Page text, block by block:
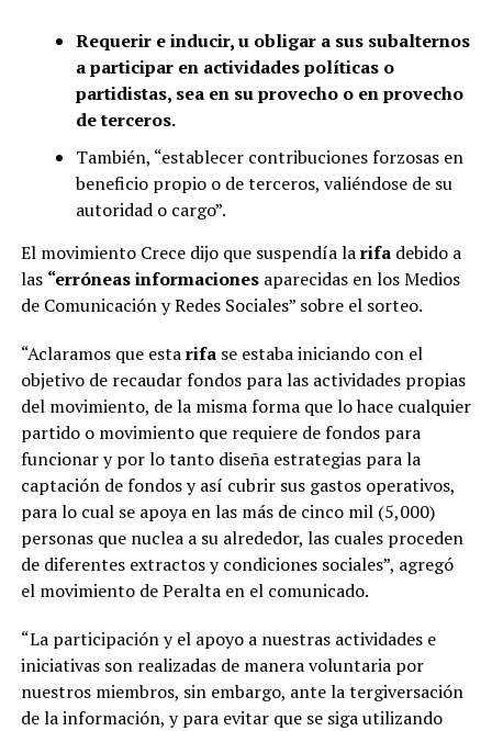
Requerir e inducir, u obligar a sus subalternos
a participar en actividades políticas o
partidistas, sea en su provecho o en provecho
de terceros.
También, “establecer contribuciones forzosas en
beneficio propio o de terceros, valiéndose de su
autoridad o cargo”.
El movimiento Crece dijo que suspendía larifadebido a
las “erróneas informacionesaparecidas en los Medios
de Comunicación y Redes Sociales” sobre el sorteo.
“Aclaramos que estarifase estaba iniciando con el
objetivo de recaudar fondos para las actividades propias
del movimiento, de la misma forma que lo hace cualquier
partido o movimiento que requiere de fondos para
funcionar y por lo tanto diseña estrategias para la
captación de fondos y así cubrir sus gastos operativos,
para lo cual se apoya en las más de cinco mil (5,000)
personas que nuclea a su alrededor, las cuales proceden
de diferentes extractos y condiciones sociales”, agregó
el movimiento de Peralta en el comunicado.
“La participación y el apoyo a nuestras actividades e
iniciativas son realizadas de manera voluntaria por
nuestros miembros, sin embargo, ante la tergiversación
de la información, y para evitar que se siga utilizando